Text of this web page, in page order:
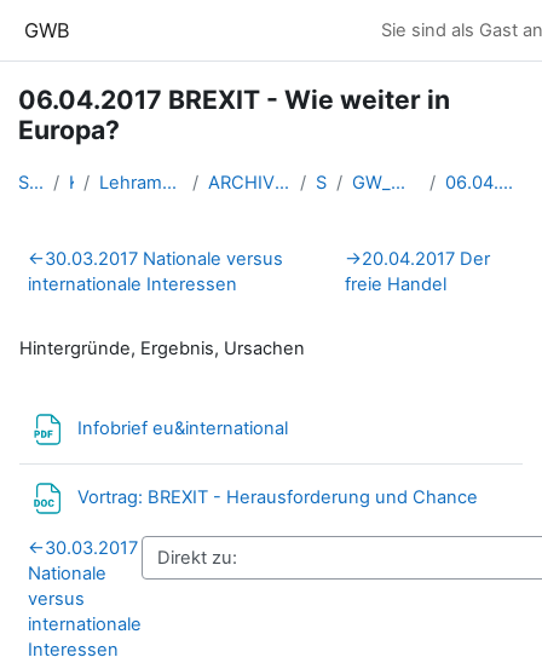
GWB Sie sind als Gast
06.04.2017 BREXIT - Wie weiter in
Europa?
Startseite Kurse Lehramtsausbildung GW im Clust... ARCHIV - Lehrveranstaltungen a... SS 2017 GW_WahlfachEU_Linz_2017ss 06.04.2017 BREXIT - Wie weiter...
Abschnittsübersicht
←30.03.2017 Nationale versus
internationale Interessen
→20.04.2017 Der
freie Handel
Hintergründe, Ergebnis, Ursachen
Infobrief eu&international
Vortrag: BREXIT - Herausforderung und Chance
←30.03.2017
Nationale
versus
internationale
Interessen